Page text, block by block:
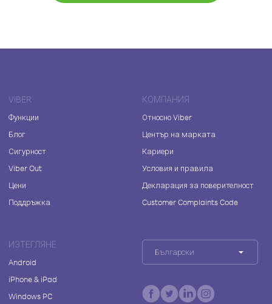
VIBER
Функции
Блог
Сигурност
Viber Out
Цени
Поддръжка
КОМПАНИЯ
Относно Viber
Център на марката
Кариери
Условия и правила
Декларация за поверителност
Customer Complaints Code
ИЗТЕГЛЯНЕ
Android
iPhone & iPad
Windows PC
Български